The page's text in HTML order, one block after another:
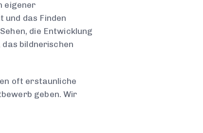
eigener
und das Finden
die Entwicklung
bildnerischen
oft erstaunliche
geben. Wir